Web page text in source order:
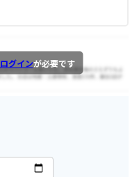
ログインが必要です